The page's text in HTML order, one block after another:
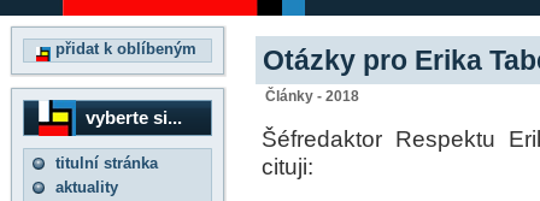
přidat k oblíbeným
vyberte si...
titulní stránka
aktuality
Otázky pro Erika
Články - 2018
Šéfredaktor Respektu
cituji: